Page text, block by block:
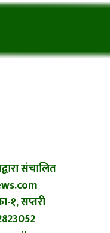
संचालित
१, सप्तरी